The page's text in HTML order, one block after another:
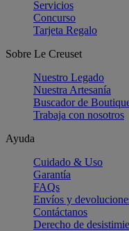
Servicios
Concurso
Tarjeta Regalo
Sobre Le Creuset
Nuestro Legado
Nuestra Artesanía
Buscador de
Trabaja con nosotros
Ayuda
Cuidado & Uso
Garantía
FAQs
Envíos y
Contáctanos
Derecho de